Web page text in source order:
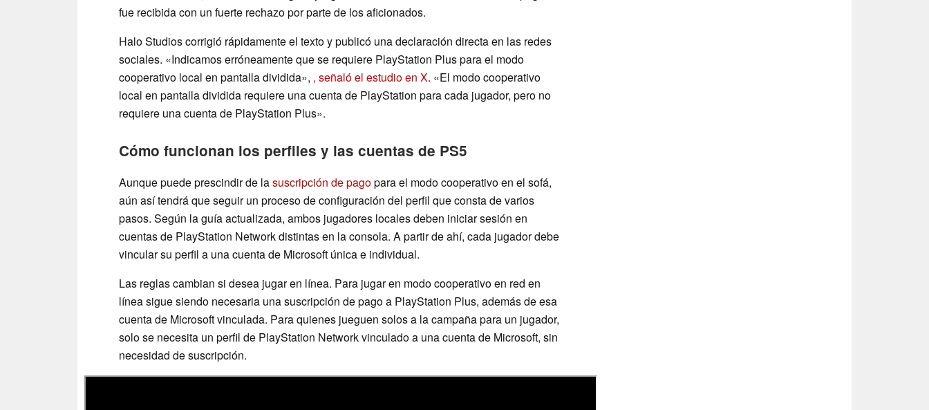
fue recibida con un fuerte rechazo por parte de los aficionados.
Halo Studios corrigió rápidamente el texto y publicó una declaración directa en las redes
sociales. «Indicamos erróneamente que se requiere PlayStation Plus para el modo
cooperativo local en pantalla dividida», , señaló el estudio en X. «El modo cooperativo
local en pantalla dividida requiere una cuenta de PlayStation para cada jugador, pero no
requiere una cuenta de PlayStation Plus».
Cómo funcionan los perfiles y las cuentas de PS5
Aunque puede prescindir de lasuscripción de pagopara el modo cooperativo en el sofá,
aún así tendrá que seguir un proceso de configuración del perfil que consta de varios
pasos. Según la guía actualizada, ambos jugadores locales deben iniciar sesión en
cuentas de PlayStation Network distintas en la consola. A partir de ahí, cada jugador debe
vincular su perfil a una cuenta de Microsoft única e individual.
Las reglas cambian si desea jugar en línea. Para jugar en modo cooperativo en red en
línea sigue siendo necesaria una suscripción de pago a PlayStation Plus, además de esa
cuenta de Microsoft vinculada. Para quienes jueguen solos a la campaña para un jugador,
solo se necesita un perfil de PlayStation Network vinculado a una cuenta de Microsoft, sin
necesidad de suscripción.